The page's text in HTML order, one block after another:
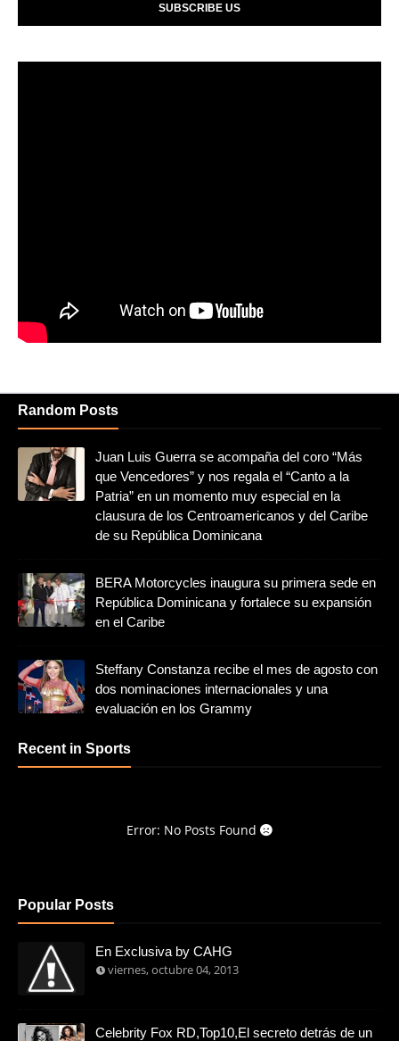
SUBSCRIBE US
Random Posts
Juan Luis Guerra se acompaña del coro “Más
que Vencedores” y nos regala el “Canto a la
Patria” en un momento muy especial en la
clausura de los Centroamericanos y del Caribe
de su República Dominicana
BERA Motorcycles inaugura su primera sede en
República Dominicana y fortalece su expansión
en el Caribe
Steffany Constanza recibe el mes de agosto con
dos nominaciones internacionales y una
evaluación en los Grammy
Recent in Sports
Error: No Posts Found
Popular Posts
En Exclusiva by CAHG
viernes, octubre 04, 2013
Celebrity Fox RD,Top10,El secreto detrás de un